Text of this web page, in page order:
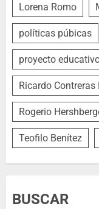
Lorena Romo
políticas púbicas
proyecto
Ricardo Contreras
Rogerio
Teofilo Benítez
BUSCAR